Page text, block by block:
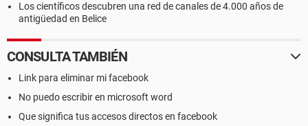
Los científicos descubren una red de canales de 4.000 años de
antigüedad en Belice
CONSULTA TAMBIÉN
Link para eliminar mi facebook
No puedo escribir en microsoft word
Que significa tus accesos directos en facebook